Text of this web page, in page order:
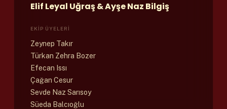
Elif Leyal Uğraş & Ayşe Naz Bilgiş
EKIP ÜYELERI
Zeynep Takır
Türkan Zehra Bozer
Efecan Issı
Çağan Cesur
Sevde Naz Sarısoy
Süeda Balcıoğlu